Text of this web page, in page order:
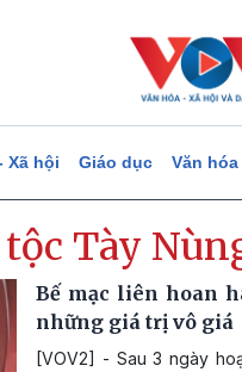
Xã hội Giáo dục Văn
Tày
Bế mạc liên hoan
những giá trị vô giá
[VOV2] - Sau 3 ngày